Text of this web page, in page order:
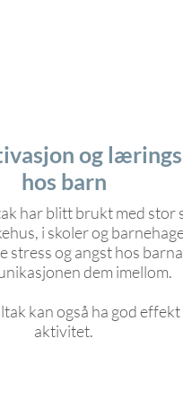
og
hos barn
har blitt brukt med stor
i skoler og
stress og angst hos
dem imellom.
kan også ha god
aktivitet.